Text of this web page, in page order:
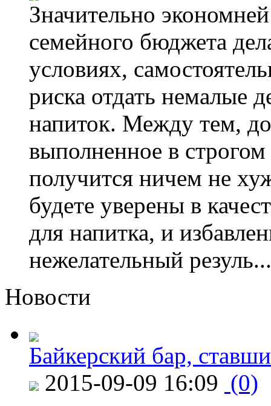
Значительно
семейного бюджета
условиях,
риска отдать немалые
напиток. Между тем,
выполненное в строгом
получится ничем не
будете уверены в
для напитка, и
нежелательный резуль...
Новости
Байкерский бар,
2015-09-09 16:09 (0)